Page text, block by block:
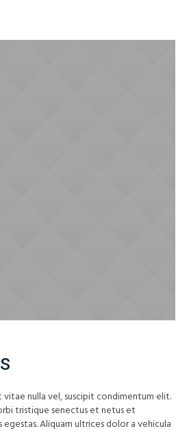
vitae nulla vel, suscipit condimentum elit.
tristique senectus et netus et
egestas. Aliquam ultrices dolor a vehicula